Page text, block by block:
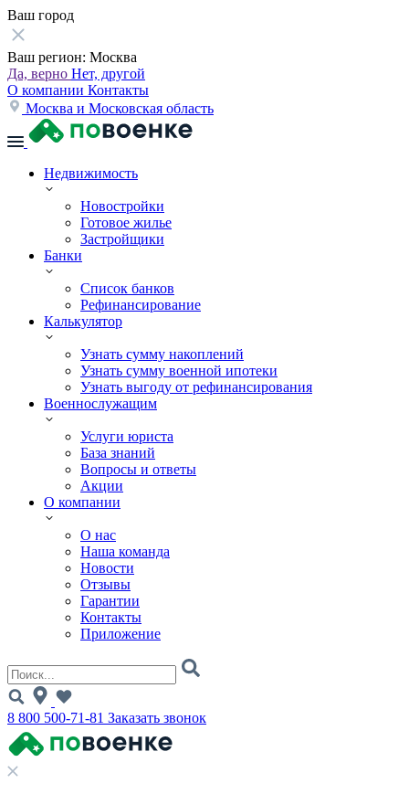
Ваш город
Ваш регион: Москва
Да, верно Нет, другой
О компании Контакты
Москва и Московская область
Недвижимость
Новостройки
Готовое жилье
Застройщики
Банки
Список банков
Рефинансирование
Калькулятор
Узнать сумму накоплений
Узнать сумму военной ипотеки
Узнать выгоду от рефинансирования
Военнослужащим
Услуги юриста
База знаний
Вопросы и ответы
Акции
О компании
О нас
Наша команда
Новости
Отзывы
Гарантии
Контакты
Приложение
8 800 500-71-81 Заказать звонок